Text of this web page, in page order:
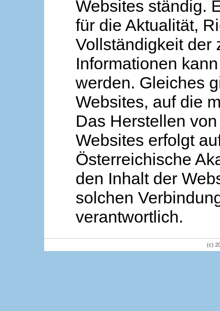
Websites ständig.
für die Aktualität,
Vollständigkeit der
Informationen
werden. Gleiches
Websites, auf die
Das Herstellen
Websites erfolgt
Österreichische
den Inhalt der
solchen
verantwortlich.
(c)